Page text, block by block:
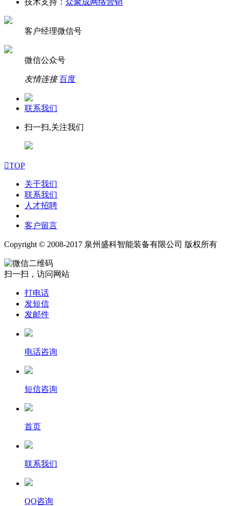
技术支持： 众聚成网络营销
客户经理微信号
微信公众号
友情连接 百度
联系我们
扫一扫,关注我们
TOP
关于我们
联系我们
人才招聘
客户留言
Copyright © 2008-2017 泉州盛科智能装备有限公司 版权所有
扫一扫，访问网站
打电话
发短信
发邮件
电话咨询
短信咨询
首页
联系我们
QQ咨询